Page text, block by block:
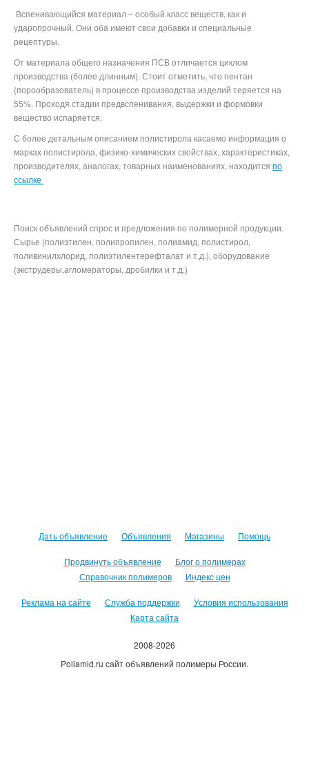
Вспенивающийся материал – особый класс веществ, как и
ударопрочный. Они оба имеют свои добавки и специальные
рецептуры.
От материала общего назначения ПСВ отличается циклом
производства (более длинным). Стоит отметить, что пентан
(порообразователь) в процессе производства изделий теряется на
55%. Проходя стадии предвспенивания, выдержки и формовки
вещество испаряется.
С более детальным описанием полистирола касаемо информация о
марках полистирола, физико-химических свойствах, характеристиках,
производителях, аналогах, товарных наименованиях, находится по
ссылке
Поиск объявлений спрос и предложения по полимерной продукции.
Сырье (полиэтилен, полипропилен, полиамид, полистирол,
поливинилхлорид, полиэтилентерефталат и т.д.), оборудование
(экструдеры,агломераторы, дробилки и т.д.)
Дать объявление Объявления Магазины Помощь
Продвинуть объявление
Блог о полимерах
Справочник полимеров
Индекс цен
Реклама на сайте Служба поддержки
Условия использования
Карта сайта
2008-2026
Poliamid.ru сайт объявлений полимеры России.